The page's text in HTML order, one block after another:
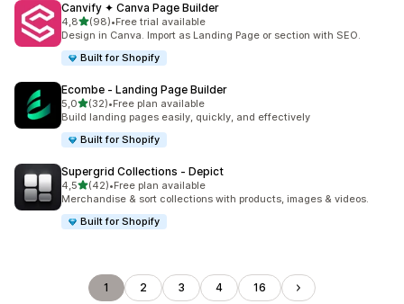
Canvify ✦ Canva Page Builder
4,8z 5 hvězd
(98)
Celkový počet recenzí: 98
•Free trial available
Design in Canva. Import as Landing Page or section with SEO.
Built for Shopify
Ecombe ‑ Landing Page Builder
5,0z 5 hvězd
(32)
Celkový počet recenzí: 32
•Free plan available
Build landing pages easily, quickly, and effectively
Built for Shopify
Supergrid Collections ‑ Depict
4,5z 5 hvězd
(42)
Celkový počet recenzí: 42
•Free plan available
Merchandise & sort collections with products, images & videos.
Built for Shopify
1 2 3 4 16